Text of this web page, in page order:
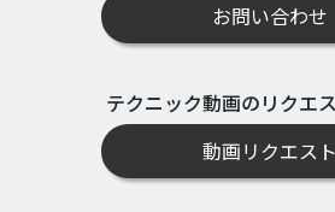
お問い合わせ
テクニック動画のリクエ
動画リクエスト